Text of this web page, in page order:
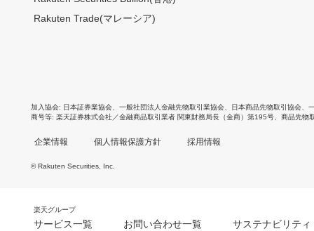
Rakuten Trade(マレーシア)
加入協会 日本証券業協会 一般社団法人金融先物取引業協会 日本商品先物取引協会
商号等 楽天証券株式会社／金融商品取引業者 関東財務局長（金商）第195号、商品先物
企業情報 個人情報保護方針 採用情報
© Rakuten Securities, Inc.
楽天グループ
サービス一覧 お問い合わせ一覧 サステナビリティ